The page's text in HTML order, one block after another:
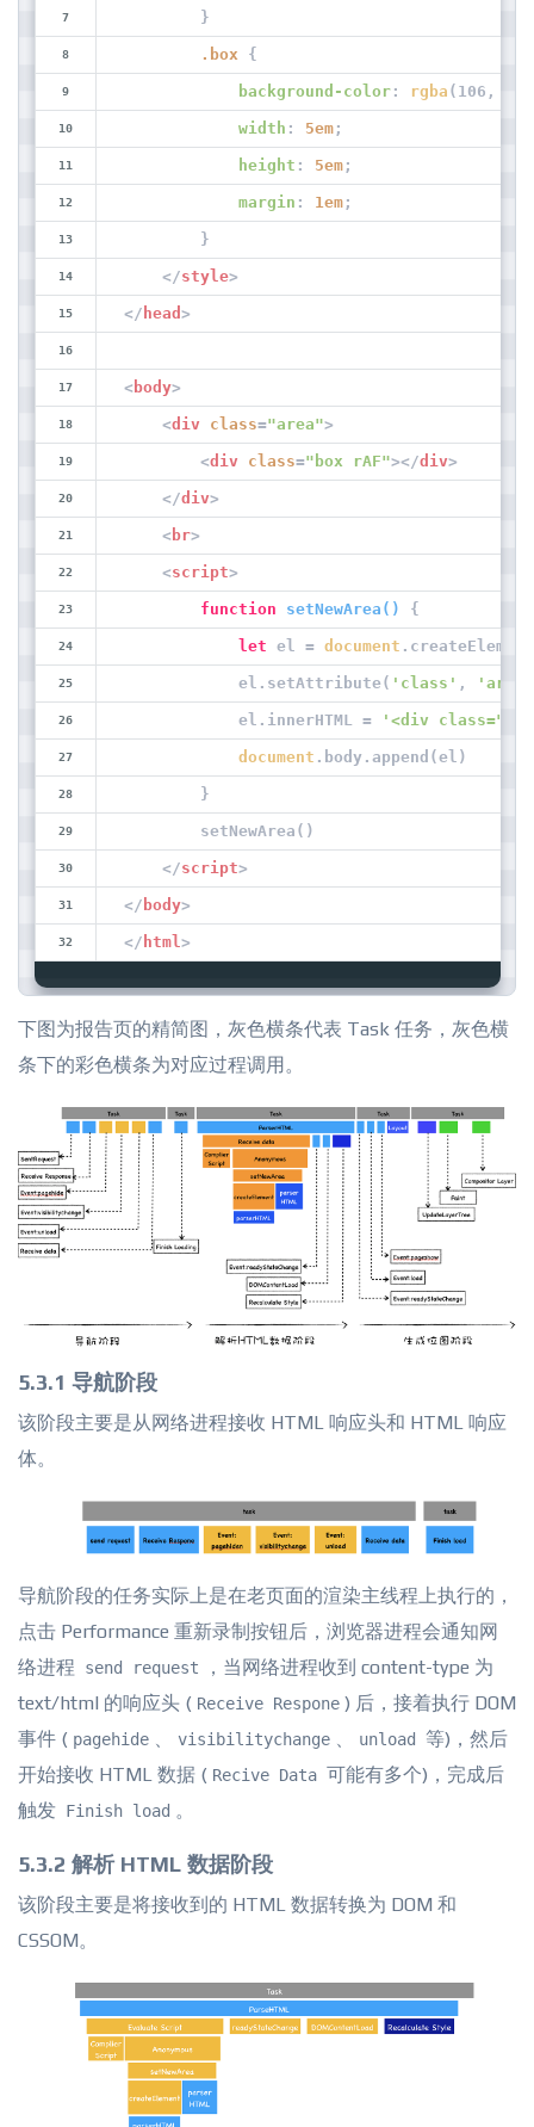
        }
.box {
background-color: rgba (106,
width : 5em;
height : 5em;
margin : 1em;
        }
</style>
</ head >
< body>
<div class="area">
<div class="box rAF"></div>
</div>
< br>
<script>
function setNewArea ( ) {
let el = document
            el.setAttribute(
'class' , 'area'
            el.innerHTML =
'<div
document .body.append(el)
        }
        setNewArea()
</script>
</ body>
</ html >
下图为报告页的精简图，灰色横条代表 Task 任务，灰色横
条下的彩色横条为对应过程调用。
5.3.1 导航阶段
该阶段主要是从网络进程接收 HTML 响应头和 HTML 响应
体。
导航阶段的任务实际上是在老页面的渲染主线程上执行的，
点击 Performance 重新录制按钮后，浏览器进程会通知网
络进程
send request
，当网络进程收到 content-type 为
text/html 的响应头 ( Receive Respone ) 后，接着执行 DOM
事件 ( pagehide 、 visibilitychange 、 unload
等)，然后
开始接收 HTML 数据 ( Recive Data 可能有多个)，完成后
触发 Finish load 。
5.3.2 解析 HTML 数据阶段
该阶段主要是将接收到的 HTML 数据转换为 DOM 和
CSSOM。